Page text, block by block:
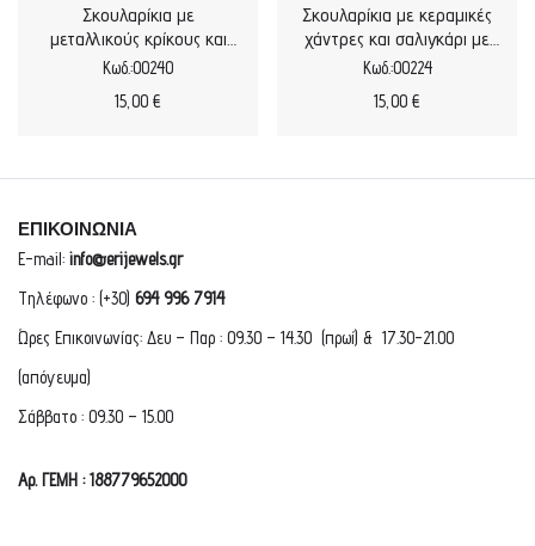
Σκουλαρίκια με
μεταλλικούς κρίκους και
κεραμικά σαλιγκάρια
Κωδ.:00240
15,00 €
Σκουλαρίκια με κεραμικές
χάντρες και σαλιγκάρι με
σμάλτο
Κωδ.:00224
15,00 €
ΕΠΙΚΟΙΝΩΝΙΑ
E-mail: info@erijewels.gr
Τηλέφωνο : (+30) 694 996 7914
Ώρες Επικοινωνίας: Δευ – Παρ : 09.30 – 14.30 (πρωί) & 17.30-21.00
(απόγευμα)
Σάββατο : 09.30 – 15.00
Αρ. ΓΕΜΗ : 188779652000